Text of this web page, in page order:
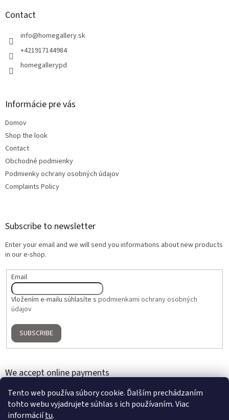
Tento web používa súbory cookie. Ďalším prechádzaním
tohto webu vyjadrujete súhlas s ich používaním. Viac
informáciítu.
Contact
info@homegallery.sk
+421917144984
homegallerypd
Informácie pre vás
Domov
Shop the look
Contact
Obchodné podmienky
Podmienky ochrany osobných údajov
Complaints Policy
Subscribe to newsletter
Enter your email and we will send you informations about new products
in our e-shop.
Email
Vložením e-mailu súhlasíte s podmienkami ochrany osobných
údajov
SUBSCRIBE
We accept online payments